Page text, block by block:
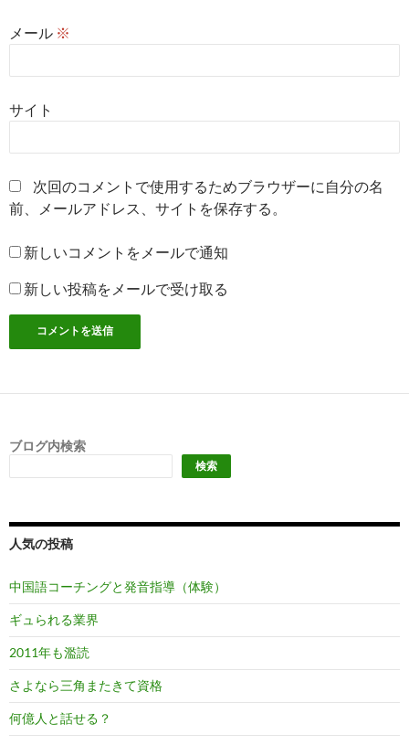
メール ※
サイト
次回のコメントで使用するためブラウザーに自分の名
前、メールアドレス、サイトを保存する。
新しいコメントをメールで通知
新しい投稿をメールで受け取る
ブログ内検索
検索
人気の投稿
中国語コーチングと発音指導（体験）
ギュられる業界
2011年も濫読
さよなら三角またきて資格
何億人と話せる？